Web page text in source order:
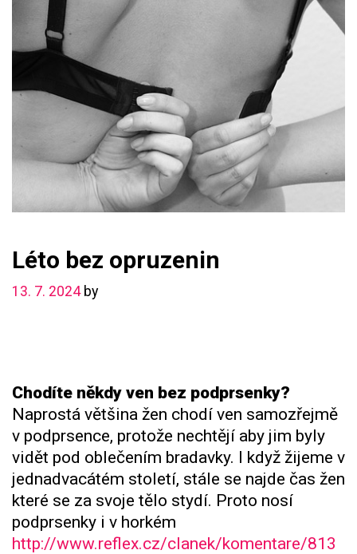
Léto bez opruzenin
13. 7. 2024 by
Chodíte někdy ven bez podprsenky?
Naprostá většina žen chodí ven samozřejmě
v podprsence, protože nechtějí aby jim byly
vidět pod oblečením bradavky. I když žijeme v
jednadvacátém století, stále se najde čas žen
které se za svoje tělo stydí. Proto nosí
podprsenky i v horkém
http://www.reflex.cz/clanek/komentare/813